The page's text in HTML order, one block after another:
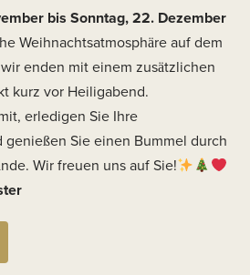
bis Sonntag, 22. Dezember
Weihnachtsatmosphäre auf dem
enden mit einem zusätzlichen
kurz vor Heiligabend.
erledigen Sie Ihre
genießen Sie einen Bummel durch
Wir freuen uns auf Sie!